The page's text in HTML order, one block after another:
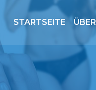
STARTSEITE ÜBER